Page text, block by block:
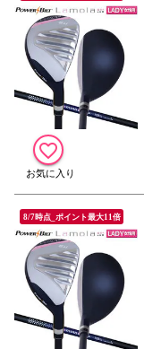
8/7時点_ポイント最大11倍